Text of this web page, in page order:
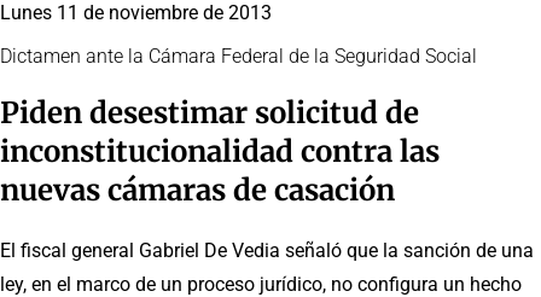
Lunes 11 de noviembre de 2013
Dictamen ante la Cámara Federal de la Seguridad Social
Piden desestimar solicitud de
inconstitucionalidad contra las
nuevas cámaras de casación
El fiscal general Gabriel De Vedia señaló que la sanción de una
ley, en el marco de un proceso jurídico, no configura un hecho